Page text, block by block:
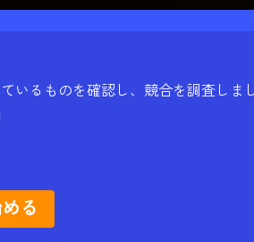
いるものを確認し、競合を調査しま
る